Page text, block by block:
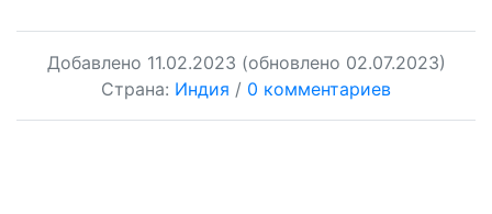
Добавлено 11.02.2023 (обновлено 02.07.2023)
Страна: Индия / 0 комментариев